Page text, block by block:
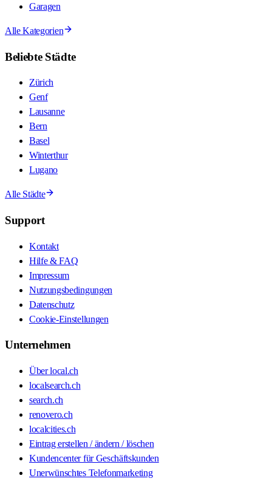
Garagen
Alle Kategorien
Beliebte Städte
Zürich
Genf
Lausanne
Bern
Basel
Winterthur
Lugano
Alle Städte
Support
Kontakt
Hilfe & FAQ
Impressum
Nutzungsbedingungen
Datenschutz
Cookie-Einstellungen
Unternehmen
Über local.ch
localsearch.ch
search.ch
renovero.ch
localcities.ch
Eintrag erstellen / ändern / löschen
Kundencenter für Geschäftskunden
Unerwünschtes Telefonmarketing